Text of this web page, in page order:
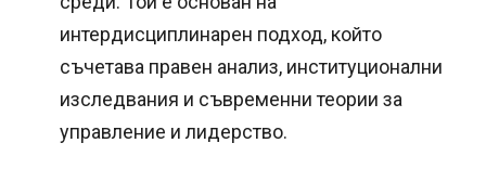
интердисциплинарен подход, който
съчетава правен анализ, институционални
изследвания и съвременни теории за
управление и лидерство.